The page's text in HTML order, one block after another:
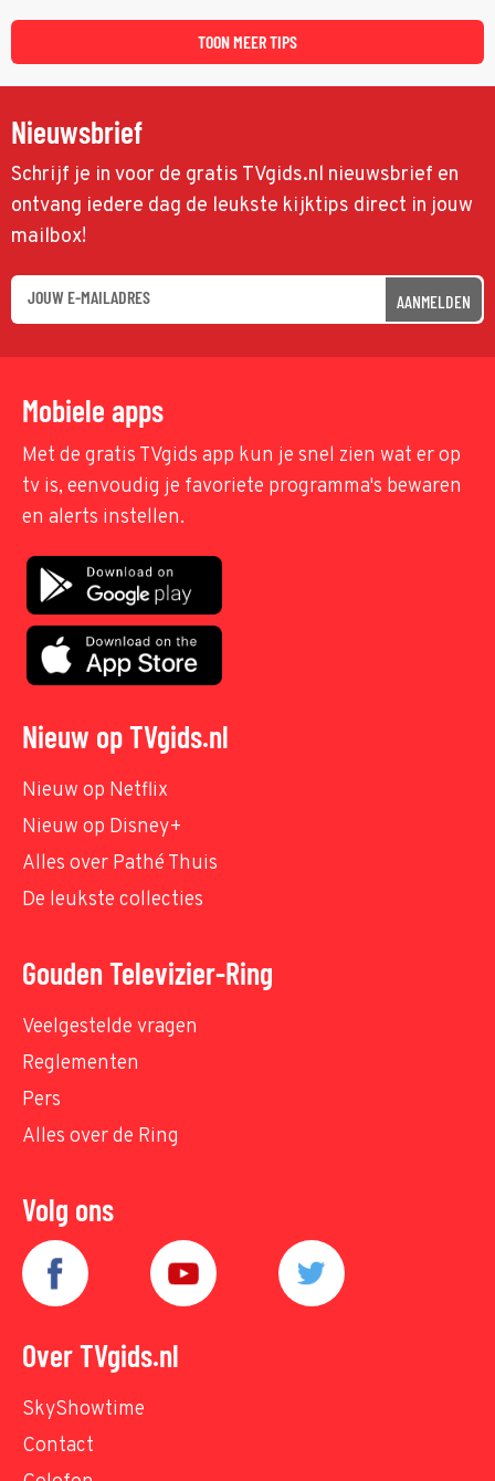
TOON MEER TIPS
Nieuwsbrief
Schrijf je in voor de gratis TVgids.nl nieuwsbrief en
ontvang iedere dag de leukste kijktips direct in jouw
mailbox!
AANMELDEN
Mobiele apps
Met de gratis TVgids app kun je snel zien wat er op
tv is, eenvoudig je favoriete programma's bewaren
en alerts instellen.
Nieuw op TVgids.nl
Nieuw op Netflix
Nieuw op Disney+
Alles over Pathé Thuis
De leukste collecties
Gouden Televizier-Ring
Veelgestelde vragen
Reglementen
Pers
Alles over de Ring
Volg ons
Over TVgids.nl
SkyShowtime
Contact